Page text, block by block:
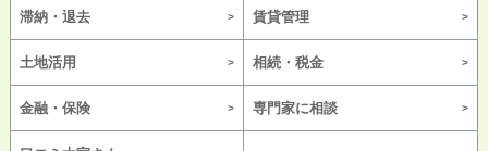
滞納・退去 賃貸管理
土地活用 相続・税金
金融・保険 専門家に相談